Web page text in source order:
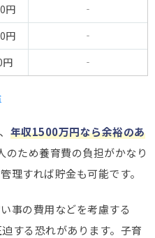
円
‐
円
‐
円 ‐
年収1500万円なら余裕のあ
のため養育費の負担がかなり
理すれば貯金も可能です。
事の費用などを考慮する
する恐れがあります。子育